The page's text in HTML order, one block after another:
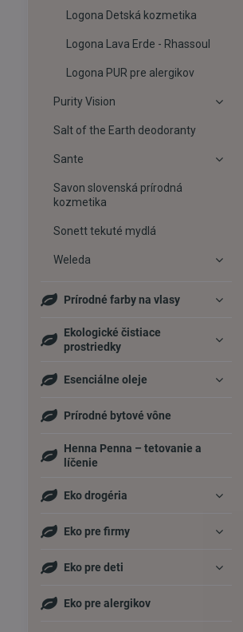
Logona Detská kozmetika
Logona Lava Erde - Rhassoul
Logona PUR pre alergikov
Purity Vision
Salt of the Earth deodoranty
Sante
Savon slovenská prírodná
kozmetika
Sonett tekuté mydlá
Weleda
Prírodné farby na vlasy
Ekologické čistiace
prostriedky
Esenciálne oleje
Prírodné bytové vône
Henna Penna – tetovanie a
líčenie
Eko drogéria
Eko pre firmy
Eko pre deti
Eko pre alergikov